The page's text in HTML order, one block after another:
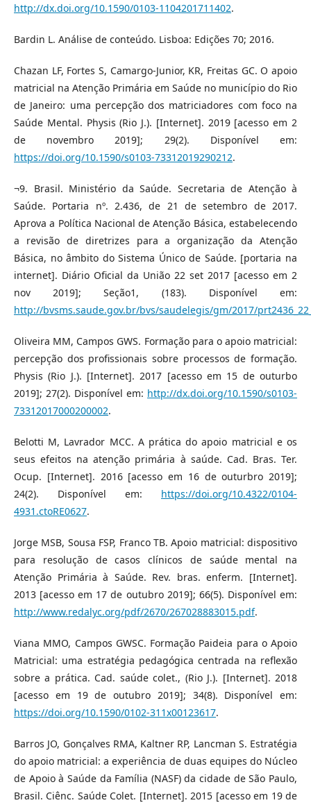
http://dx.doi.org/10.1590/0103-1104201711402.
Bardin L. Análise de conteúdo. Lisboa: Edições 70; 2016.
Chazan LF, Fortes S, Camargo-Junior, KR, Freitas GC. O apoio
matricial na Atenção Primária em Saúde no município do Rio
de Janeiro: uma percepção dos matriciadores com foco na
Saúde Mental. Physis (Rio J.). [Internet]. 2019 [acesso em 2
de novembro 2019]; 29(2). Disponível em:
https://doi.org/10.1590/s0103-73312019290212.
¬9. Brasil. Ministério da Saúde. Secretaria de Atenção à
Saúde. Portaria nº. 2.436, de 21 de setembro de 2017.
Aprova a Política Nacional de Atenção Básica, estabelecendo
a revisão de diretrizes para a organização da Atenção
Básica, no âmbito do Sistema Único de Saúde. [portaria na
internet]. Diário Oficial da União 22 set 2017 [acesso em 2
nov 2019]; Seção1, (183). Disponível em:
http://bvsms.saude.gov.br/bvs/saudelegis/gm/2017/
Oliveira MM, Campos GWS. Formação para o apoio matricial:
percepção dos profissionais sobre processos de formação.
Physis (Rio J.). [Internet]. 2017 [acesso em 15 de outurbo
2019]; 27(2). Disponível em: http://dx.doi.org/10.1590/s0103-
73312017000200002.
Belotti M, Lavrador MCC. A prática do apoio matricial e os
seus efeitos na atenção primária à saúde. Cad. Bras. Ter.
Ocup. [Internet]. 2016 [acesso em 16 de outurbro 2019];
24(2). Disponível em: https://doi.org/10.4322/0104-
4931.ctoRE0627.
Jorge MSB, Sousa FSP, Franco TB. Apoio matricial: dispositivo
para resolução de casos clínicos de saúde mental na
Atenção Primária à Saúde. Rev. bras. enferm. [Internet].
2013 [acesso em 17 de outubro 2019]; 66(5). Disponível em:
http://www.redalyc.org/pdf/2670/267028883015.pdf.
Viana MMO, Campos GWSC. Formação Paideia para o Apoio
Matricial: uma estratégia pedagógica centrada na reflexão
sobre a prática. Cad. saúde colet., (Rio J.). [Internet]. 2018
[acesso em 19 de outubro 2019]; 34(8). Disponível em:
https://doi.org/10.1590/0102-311x00123617.
Barros JO, Gonçalves RMA, Kaltner RP, Lancman S. Estratégia
do apoio matricial: a experiência de duas equipes do Núcleo
de Apoio à Saúde da Família (NASF) da cidade de São Paulo,
Brasil. Ciênc. Saúde Colet. [Internet]. 2015 [acesso em 19 de